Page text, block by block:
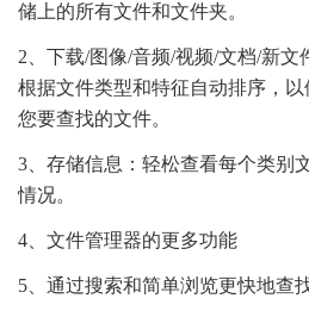
储上的所有文件和文件夹。
2、下载/图像/音频/视频/文档/新文
根据文件类型和特征自动排序，
您要查找的文件。
3、存储信息：轻松查看每个类别
情况。
4、文件管理器的更多功能
5、通过搜索和简单浏览更快地查